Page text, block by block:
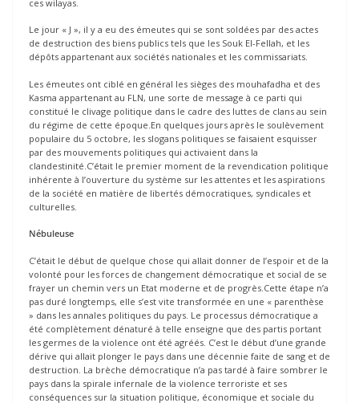
ces wilayas.
Le jour « J », il y a eu des émeutes qui se sont soldées par des actes
de destruction des biens publics tels que les Souk El-Fellah, et les
dépôts appartenant aux sociétés nationales et les commissariats.
Les émeutes ont ciblé en général les sièges des mouhafadha et des
Kasma appartenant au FLN, une sorte de message à ce parti qui
constitué le clivage politique dans le cadre des luttes de clans au sein
du régime de cette époque.En quelques jours après le soulèvement
populaire du 5 octobre, les slogans politiques se faisaient esquisser
par des mouvements politiques qui activaient dans la
clandestinité.C’était le premier moment de la revendication politique
inhérente à l’ouverture du système sur les attentes et les aspirations
de la société en matière de libertés démocratiques, syndicales et
culturelles.
Nébuleuse
C’était le début de quelque chose qui allait donner de l’espoir et de la
volonté pour les forces de changement démocratique et social de se
frayer un chemin vers un Etat moderne et de progrès.Cette étape n’a
pas duré longtemps, elle s’est vite transformée en une « parenthèse
» dans les annales politiques du pays. Le processus démocratique a
été complètement dénaturé à telle enseigne que des partis portant
les germes de la violence ont été agréés. C’est le début d’une grande
dérive qui allait plonger le pays dans une décennie faite de sang et de
destruction. La brèche démocratique n’a pas tardé à faire sombrer le
pays dans la spirale infernale de la violence terroriste et ses
conséquences sur la situation politique, économique et sociale du